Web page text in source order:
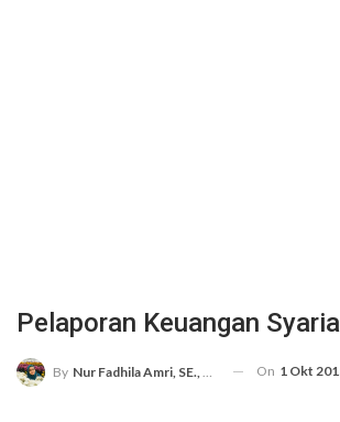
Pelaporan Keuangan
By Nur Fadhila Amri, SE., Ak., M.Si On 1 Okt